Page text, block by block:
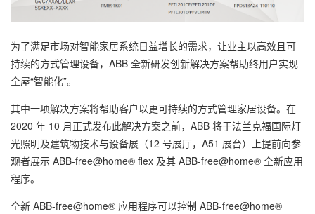
为了满足市场对智能家居系统日益增长的需求，让业主以高效且可
持续的方式管理设备，ABB 全新研发创新解决方案帮助终用户实现
全屋“智能化”。
其中一项解决方案将帮助客户以更可持续的方式管理家居设备。在
2020 年 10 月正式发布此解决方案之前，ABB 将于法兰克福国际灯
光照明及建筑物技术与设备展（12 号展厅，A51 展台）上提前向参
观者展示 ABB-free@home® flex 及其 ABB-free@home® 全新应用
程序。
全新 ABB-free@home® 应用程序可以控制 ABB-free@home®